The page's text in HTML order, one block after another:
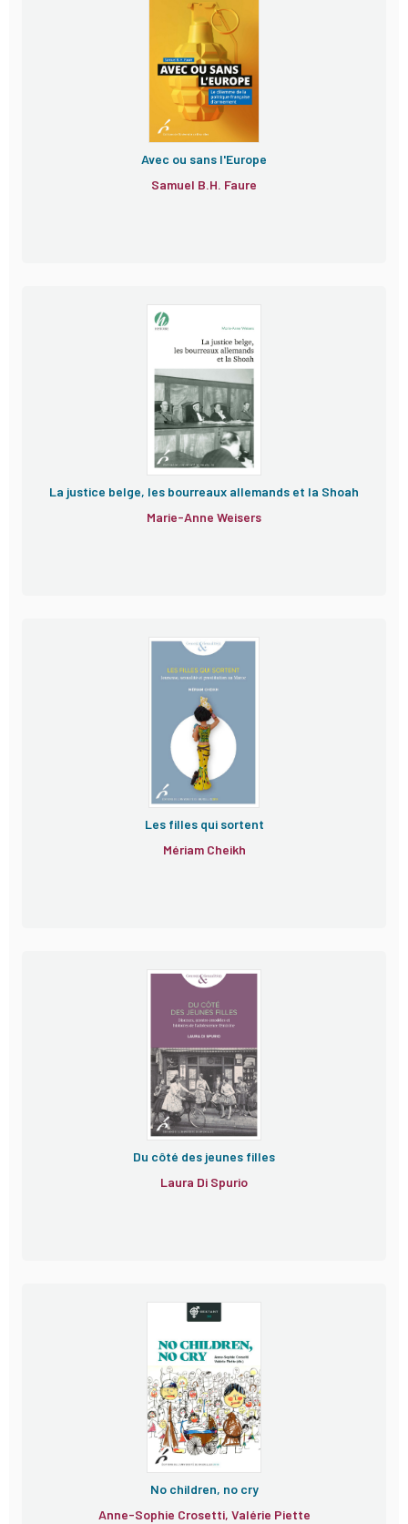
Avec ou sans l'Europe
Samuel B.H. Faure
La justice belge, les bourreaux allemands et la Shoah
Marie-Anne Weisers
Les filles qui sortent
Mériam Cheikh
Du côté des jeunes filles
Laura Di Spurio
No children, no cry
Anne-Sophie Crosetti, Valérie Piette